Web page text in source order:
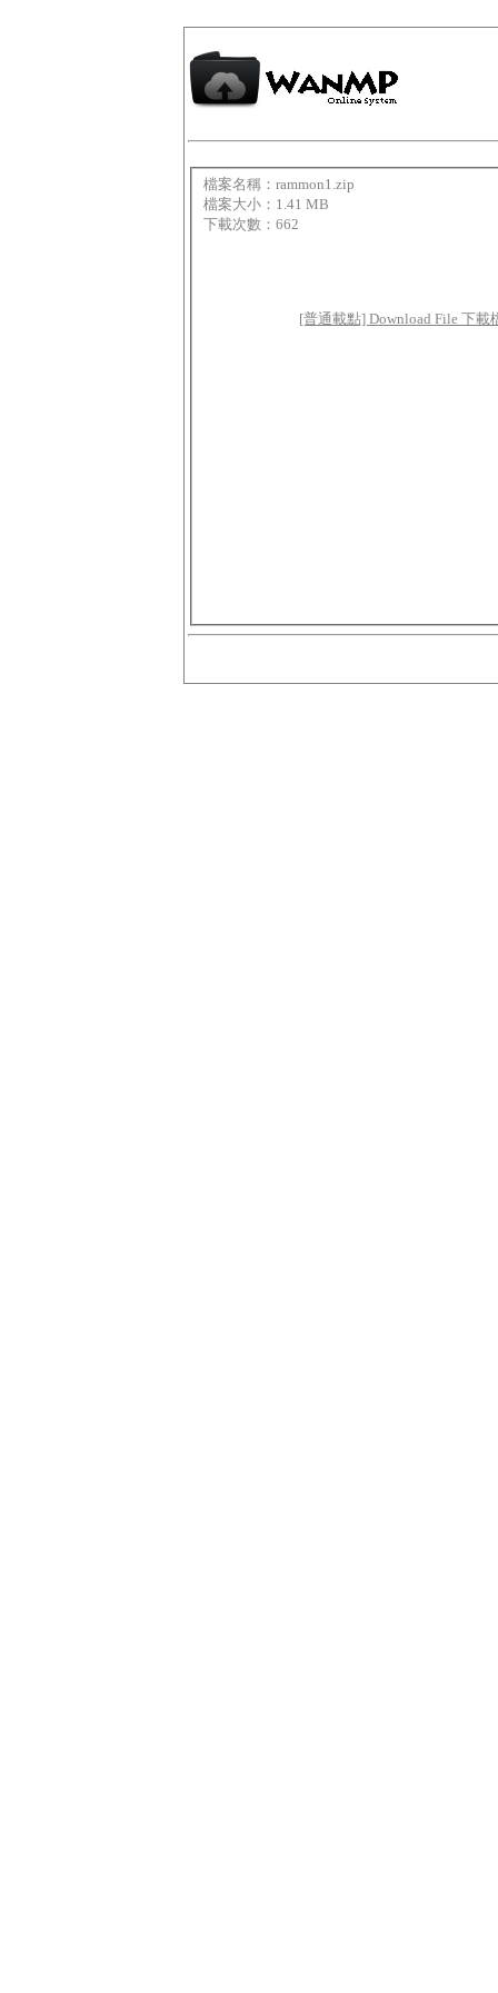
檔案名稱：rammon1.zip
檔案大小：1.41 MB
下載次數：662
[普通載點] Download File 下載